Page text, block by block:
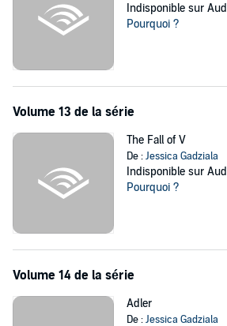
Indisponible sur
Pourquoi ?
Volume 13 de la série
The Fall of V
De :Jessica Gadziala
Indisponible sur
Pourquoi ?
Volume 14 de la série
Adler
De :Jessica Gadziala